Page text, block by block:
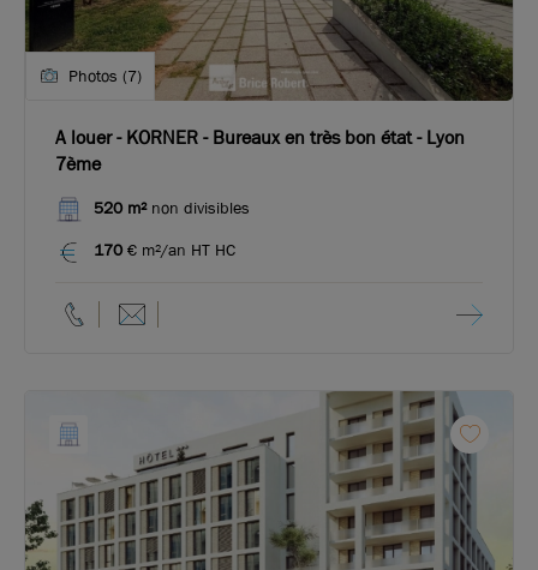
Photos (7)
A louer - KORNER - Bureaux en très bon état - Lyon
7ème
520 m²non divisibles
170 € m²/an HT HC